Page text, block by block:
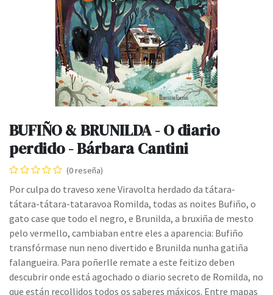
BUFIÑO & BRUNILDA - O diario
perdido - Bárbara Cantini
(0 reseña)
Por culpa do traveso xene Viravolta herdado da tátara-
tátara-tátara-tataravoa Romilda, todas as noites Bufiño, o
gato case que todo el negro, e Brunilda, a bruxiña de mesto
pelo vermello, cambiaban entre eles a aparencia: Bufiño
transfórmase nun neno divertido e Brunilda nunha gatiña
falangueira. Para poñerlle remate a este feitizo deben
descubrir onde está agochado o diario secreto de Romilda, no
que están recollidos todos os saberes máxicos. Entre mapas